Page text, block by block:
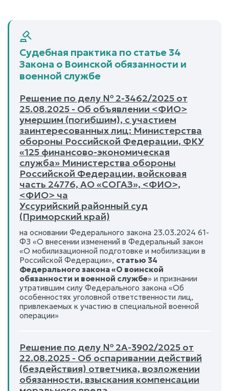
Судебная практика по статье 34
Закона о Воинской обязанности и
военной службе
Решение по делу № 2-3462/2025 от
25.08.2025 - Об объявлении <ФИО>
умершим (погибшим), с участием
заинтересованных лиц: Министерства
обороны Российской Федерации, ФКУ
«125 финансово-экономическая
служба» Министерства обороны
Российской Федерации, войсковая
часть 24776, АО «СОГАЗ», <ФИО>,
<ФИО> ча
Уссурийский районный суд
(Приморский край)
на основании Федерального закона 23.03.2024 61-
ФЗ «О внесении изменений в Федеральный закон
«О мобилизационной подготовке и мобилизации в
Российской Федерации», статью 34
Федерального закона «О воинской
обязанности и военной службе» и признании
утратившим силу Федерального закона «Об
особенностях уголовной ответственности лиц,
привлекаемых к участию в специальной военной
операции»
Решение по делу № 2А-3902/2025 от
22.08.2025 - Об оспаривании действий
(бездействия) ответчика, возложении
обязанности, взыскания компенсации